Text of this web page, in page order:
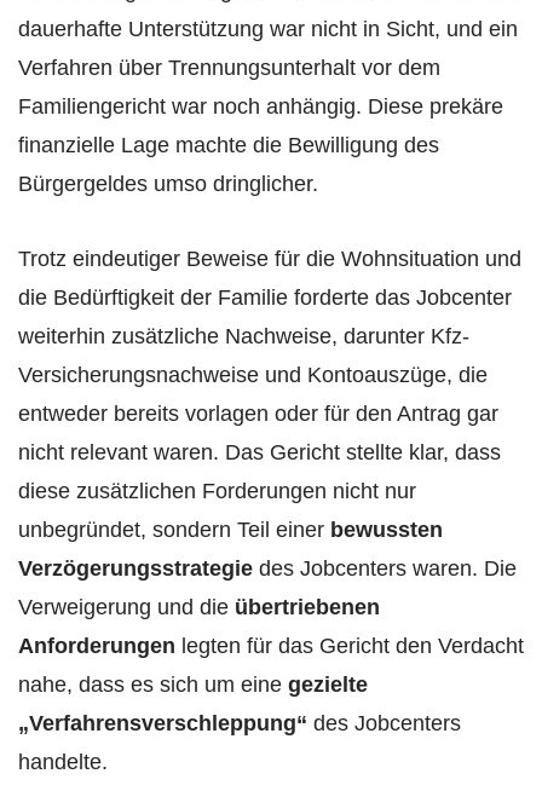
dauerhafte Unterstützung war nicht in Sicht, und ein
Verfahren über Trennungsunterhalt vor dem
Familiengericht war noch anhängig. Diese prekäre
finanzielle Lage machte die Bewilligung des
Bürgergeldes umso dringlicher.
Trotz eindeutiger Beweise für die Wohnsituation und
die Bedürftigkeit der Familie forderte das Jobcenter
weiterhin zusätzliche Nachweise, darunter Kfz-
Versicherungsnachweise und Kontoauszüge, die
entweder bereits vorlagen oder für den Antrag gar
nicht relevant waren. Das Gericht stellte klar, dass
diese zusätzlichen Forderungen nicht nur
unbegründet, sondern Teil einer bewussten
Verzögerungsstrategie des Jobcenters waren. Die
Verweigerung und die übertriebenen
Anforderungen legten für das Gericht den Verdacht
nahe, dass es sich um eine gezielte
„Verfahrensverschleppung“ des Jobcenters
handelte.